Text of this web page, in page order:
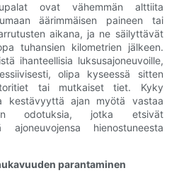
ovat vähemmän alttiita
äärimmäisen paineen tai
aikana, ja ne säilyttävät
tuhansien kilometrien jälkeen.
ihanteellisia luksusajoneuvoille,
olipa kyseessä sitten
tai mutkaiset tiet. Kyky
kestävyyttä ajan myötä vastaa
odotuksia, jotka etsivät
ajoneuvojensa hienostuneesta
parantaminen